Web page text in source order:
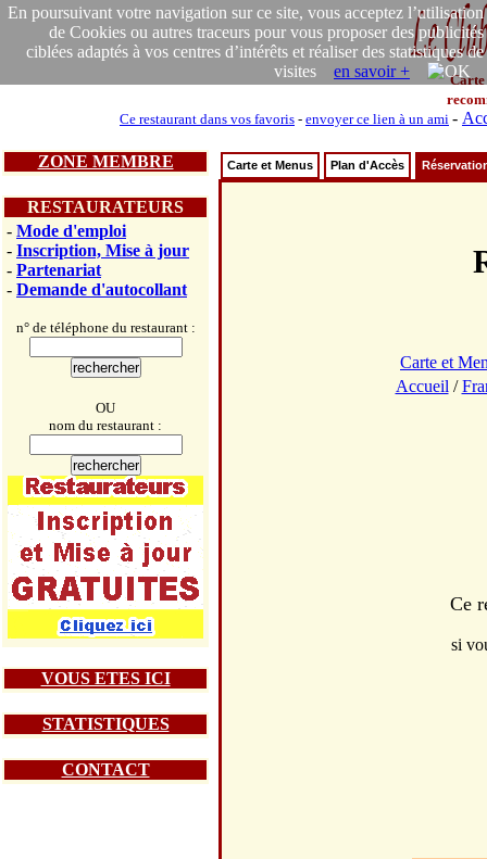
En poursuivant votre navigation sur ce site, vous acceptez l’utilisation
de Cookies ou autres traceurs pour vous proposer des publicités
ciblées adaptés à vos centres d’intérêts et réaliser des statistiques de
visites en savoir +
Carte
Ce restaurant dans vos favoris - envoyer ce lien à un ami -
ZONE MEMBRE
RESTAURATEURS
- Mode d'emploi
- Inscription, Mise à jour
- Partenariat
- Demande d'autocollant
n° de téléphone du restaurant :
OU
nom du restaurant :
VOUS ETES ICI
STATISTIQUES
CONTACT
Carte et Menus Plan d'Accès
Carte et
Accueil /
Ce
si